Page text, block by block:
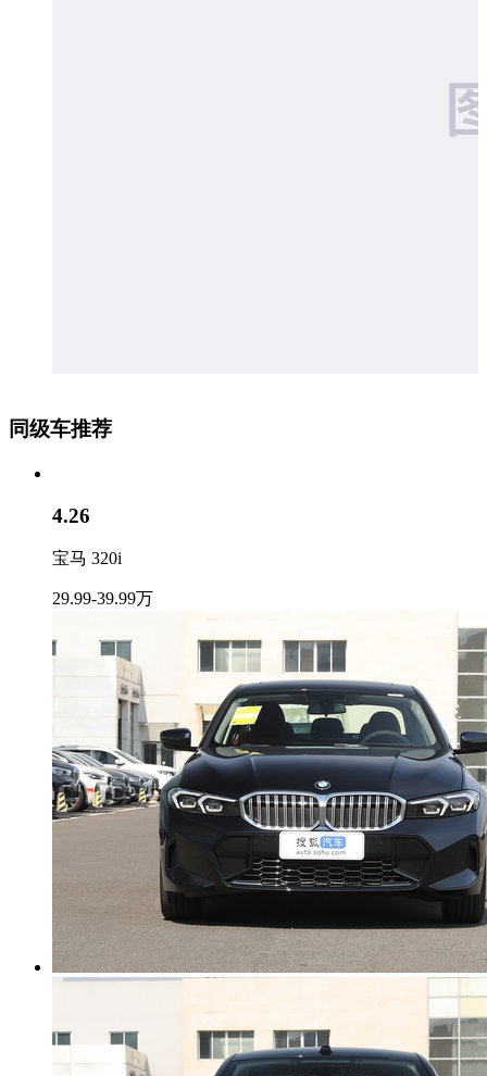
同级车推荐
4.26
宝马 320i
29.99-39.99万